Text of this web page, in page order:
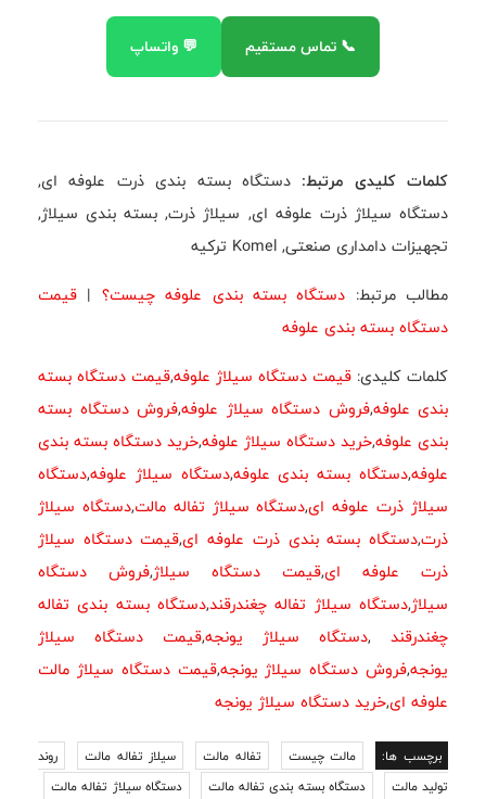
📞 تماس مستقیم 💬 واتساپ
کلمات کلیدی مرتبط: دستگاه بسته بندی ذرت علوفه ای,
دستگاه سیلاژ ذرت علوفه ای, سیلاژ ذرت, بسته بندی سیلاژ,
تجهیزات دامداری صنعتی, Komel ترکیه
مطالب مرتبط: دستگاه بسته بندی علوفه چیست؟ | قیمت
دستگاه بسته بندی علوفه
کلمات کلیدی: قیمت دستگاه سیلاژ علوفه,قیمت دستگاه بسته
بندی علوفه,فروش دستگاه سیلاژ علوفه,فروش دستگاه بسته
بندی علوفه,خرید دستگاه سیلاژ علوفه,خرید دستگاه بسته بندی
علوفه,دستگاه بسته بندی علوفه,دستگاه سیلاژ علوفه,دستگاه
سیلاژ ذرت علوفه ای,دستگاه سیلاژ تفاله مالت,دستگاه سیلاژ
ذرت,دستگاه بسته بندی ذرت علوفه ای,قیمت دستگاه سیلاژ
ذرت علوفه ای,قیمت دستگاه سیلاژ,فروش دستگاه
سیلاژ,دستگاه سیلاژ تفاله چغندرقند,دستگاه بسته بندی تفاله
چغندرقند ,دستگاه سیلاژ یونجه,قیمت دستگاه سیلاژ
یونجه,فروش دستگاه سیلاژ یونجه,قیمت دستگاه سیلاژ مالت
علوفه ای,خرید دستگاه سیلاژ یونجه
برچسب ها: مالت چیست تفاله مالت سیلاز تفاله مالت
روند
تولید مالت
دستگاه بسته بندی تفاله مالت
دستگاه سیلاژ تفاله مالت